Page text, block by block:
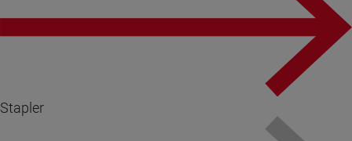
Stapler